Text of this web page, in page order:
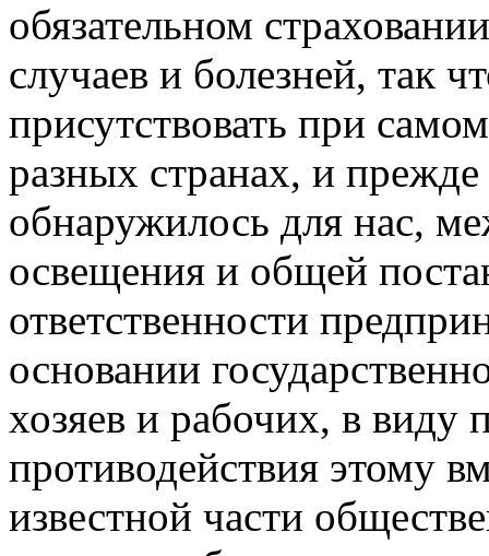
обязательном
случаев и болезней, так
присутствовать при
разных странах, и
обнаружилось для нас,
освещения и общей
ответственности
основании
хозяев и рабочих, в виду
противодействия этому
известной части